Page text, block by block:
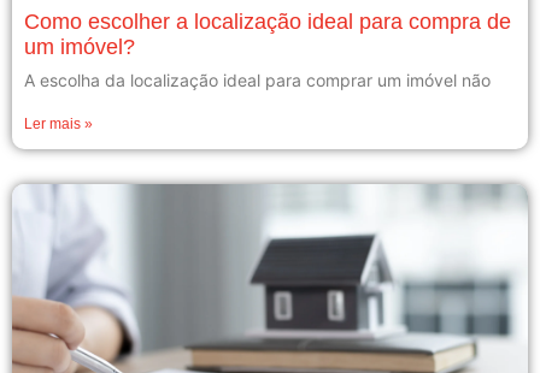
Como escolher a localização ideal para compra de
um imóvel?
A escolha da localização ideal para comprar um imóvel não
Ler mais »